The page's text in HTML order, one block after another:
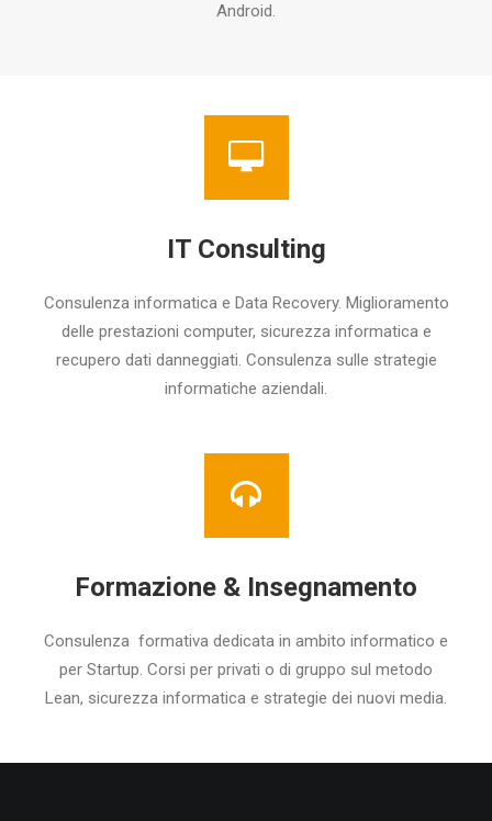
Android.
IT Consulting
Consulenza informatica e Data Recovery. Miglioramento
delle prestazioni computer, sicurezza informatica e
recupero dati danneggiati. Consulenza sulle strategie
informatiche aziendali.
Formazione & Insegnamento
Consulenza formativa dedicata in ambito informatico e
per Startup. Corsi per privati o di gruppo sul metodo
Lean, sicurezza informatica e strategie dei nuovi media.